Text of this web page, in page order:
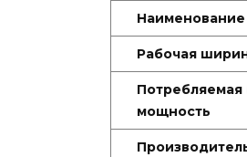
Рабочая
мощность